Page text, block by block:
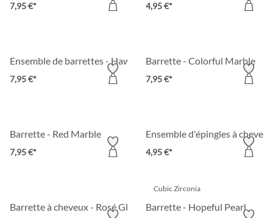
7,95 €* 4,95 €*
Ensemble de barrettes - Hawaii Duo
7,95 €*
Barrette - Colorful Marble
7,95 €*
Barrette - Red Marble
7,95 €*
Ensemble d'épingles à
4,95 €*
Barrette à cheveux - Rosé Glam
Cubic Zirconia
Barrette - Hopeful Pearl